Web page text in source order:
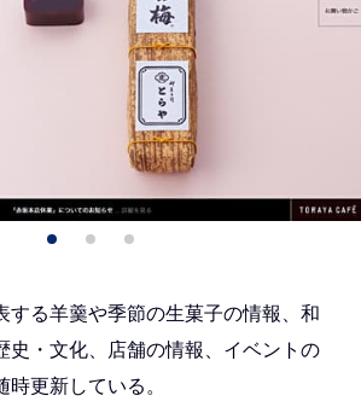
する羊羹や季節の生菓子の情報、和
史・文化、店舗の情報、イベントの
更新している。